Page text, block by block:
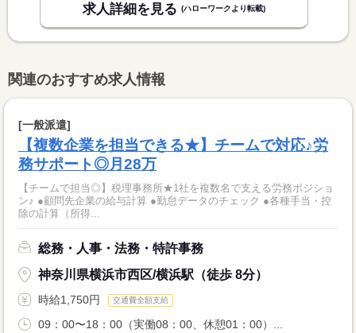
求人詳細を見る (ハローワークより転載)
関連のおすすめ求人情報
[一般派遣]
【複数企業を担当できる★】チームで対応♪労
務サポート◎月28万
【チームで担当◎】税理事務所★1社を複数名で支える労務ポジショ
ン♪ ●顧問先企業の給与計算 ●勤怠データのチェック ●各種手当・控
除の計算（所得...
総務・人事・法務・特許事務
神奈川県横浜市西区/横浜駅（徒歩 8分）
時給1,750円 交通費全額支給
09：00〜18：00（実働08：00、休憩01：00）...